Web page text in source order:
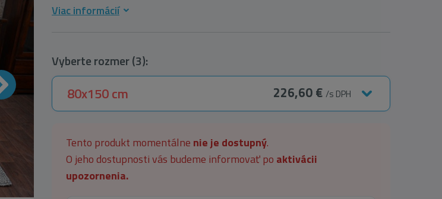
Viac informácií
Vyberte rozmer (3):
80x150 cm 226,60 € /s DPH
Tento produkt momentálne nie je dostupný.
O jeho dostupnosti vás budeme informovať po aktivácii
upozornenia.